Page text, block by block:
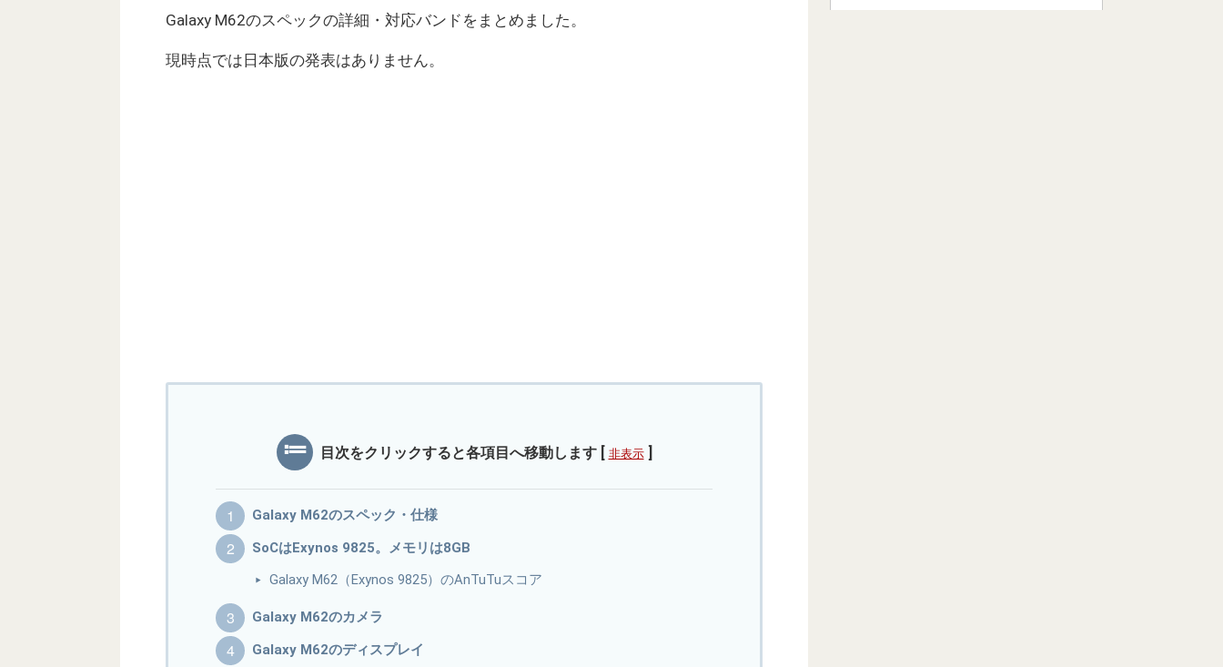
Galaxy M62のスペックの詳細・対応バンドをまとめました。
現時点では日本版の発表はありません。
目次をクリックすると各項目へ移動します [ 非表示 ]
Galaxy M62のスペック・仕様
SoCはExynos 9825。メモリは8GB
Galaxy M62（Exynos 9825）のAnTuTuスコア
Galaxy M62のカメラ
Galaxy M62のディスプレイ